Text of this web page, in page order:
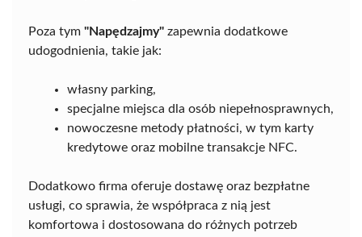
Poza tym "Napędzajmy" zapewnia dodatkowe
udogodnienia, takie jak:
własny parking,
specjalne miejsca dla osób niepełnosprawnych,
nowoczesne metody płatności, w tym karty
kredytowe oraz mobilne transakcje NFC.
Dodatkowo firma oferuje dostawę oraz bezpłatne
usługi, co sprawia, że współpraca z nią jest
komfortowa i dostosowana do różnych potrzeb